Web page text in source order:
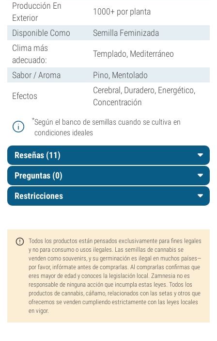
Producción En
Exterior
1000+ por planta
Disponible Como
Semilla Feminizada
Clima más
adecuado:
Templado, Mediterráneo
Sabor / Aroma Pino, Mentolado
Efectos
Cerebral, Duradero, Energético,
Concentración
*Según el banco de semillas cuando se cultiva en
condiciones ideales
Reseñas (11)
Preguntas (0)
Restricciones
Todos los productos están pensados exclusivamente para fines legales
y no para consumo o usos ilegales. Las semillas de cannabis se
venden como souvenirs, y su germinación es ilegal en muchos países—
por favor, infórmate antes de comprarlas. Al comprarlas confirmas que
eres mayor de edad y conoces la legislación local. Zamnesia no es
responsable de ninguna acción que incumpla estas leyes. Todos los
productos de cannabis, cáñamo, relacionados con las setas y otros que
ofrecemos se venden cumpliendo estrictamente con las leyes locales
en vigor.